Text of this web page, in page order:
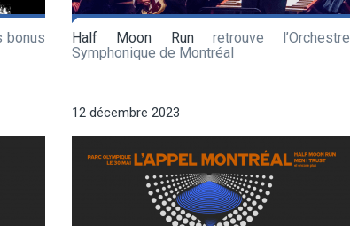
bonus
Half Moon Runretrouve l’Orchestre
Symphonique de Montréal
12 décembre 2023